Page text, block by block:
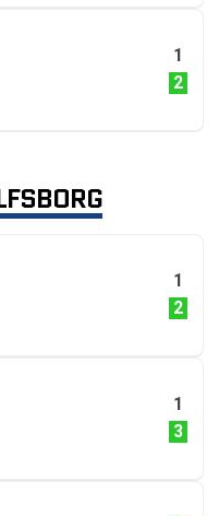
1
2
1
2
1
3